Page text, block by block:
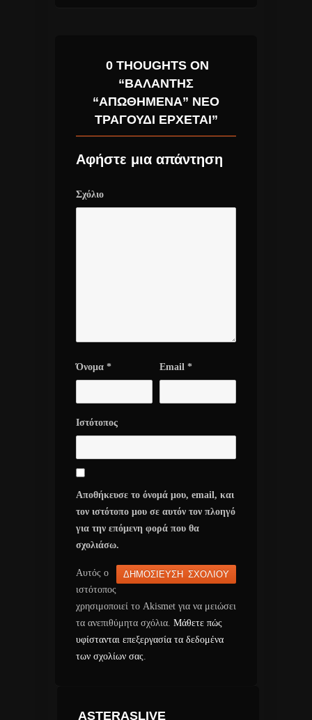
0 THOUGHTS ON
“ΒΑΛΆΝΤΗΣ
“ΑΠΩΘΗΜΈΝΑ” ΝΈΟ
ΤΡΑΓΟΎΔΙ ΈΡΧΕΤΑΙ”
Αφήστε μια απάντηση
Σχόλιο
Όνομα * Email *
Ιστότοπος
Αποθήκευσε το όνομά μου, email, και
τον ιστότοπο μου σε αυτόν τον πλοηγό
για την επόμενη φορά που θα
σχολιάσω.
Αυτός ο
ιστότοπος
χρησιμοποιεί το Akismet για να μειώσει
τα ανεπιθύμητα σχόλια. Μάθετε πώς
υφίστανται επεξεργασία τα δεδομένα
των σχολίων σας
ASTERASLIVE